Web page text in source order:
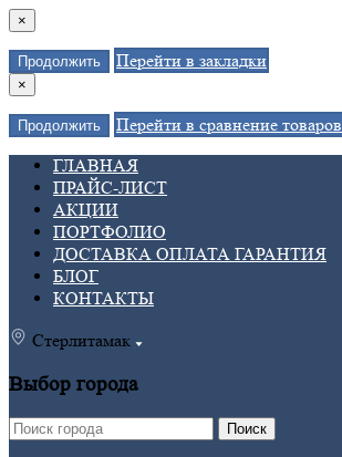
×
Продолжить Перейти в закладки
×
Продолжить
Перейти в сравнение товаров
ГЛАВНАЯ
ПРАЙС-ЛИСТ
АКЦИИ
ПОРТФОЛИО
ДОСТАВКА ОПЛАТА ГАРАНТИЯ
БЛОГ
КОНТАКТЫ
Стерлитамак
Выбор города
Поиск